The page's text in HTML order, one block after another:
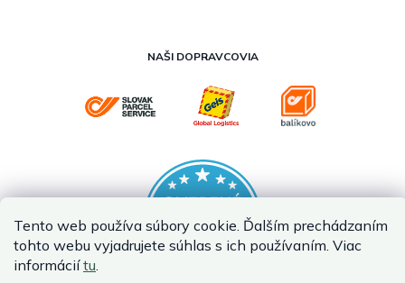
Tento web používa súbory cookie. Ďalším prechádzaním
tohto webu vyjadrujete súhlas s ich používaním. Viac
informáciítu.
NAŠI DOPRAVCOVIA